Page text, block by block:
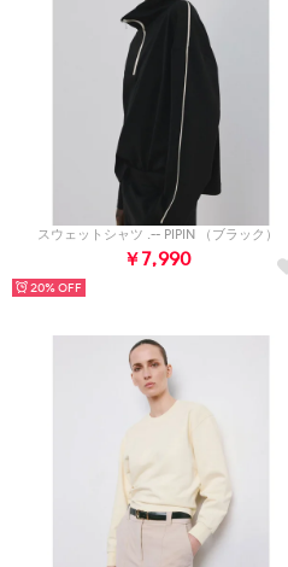
スウェットシャツ .-- PIPIN （ブラック）
￥7,990
20%